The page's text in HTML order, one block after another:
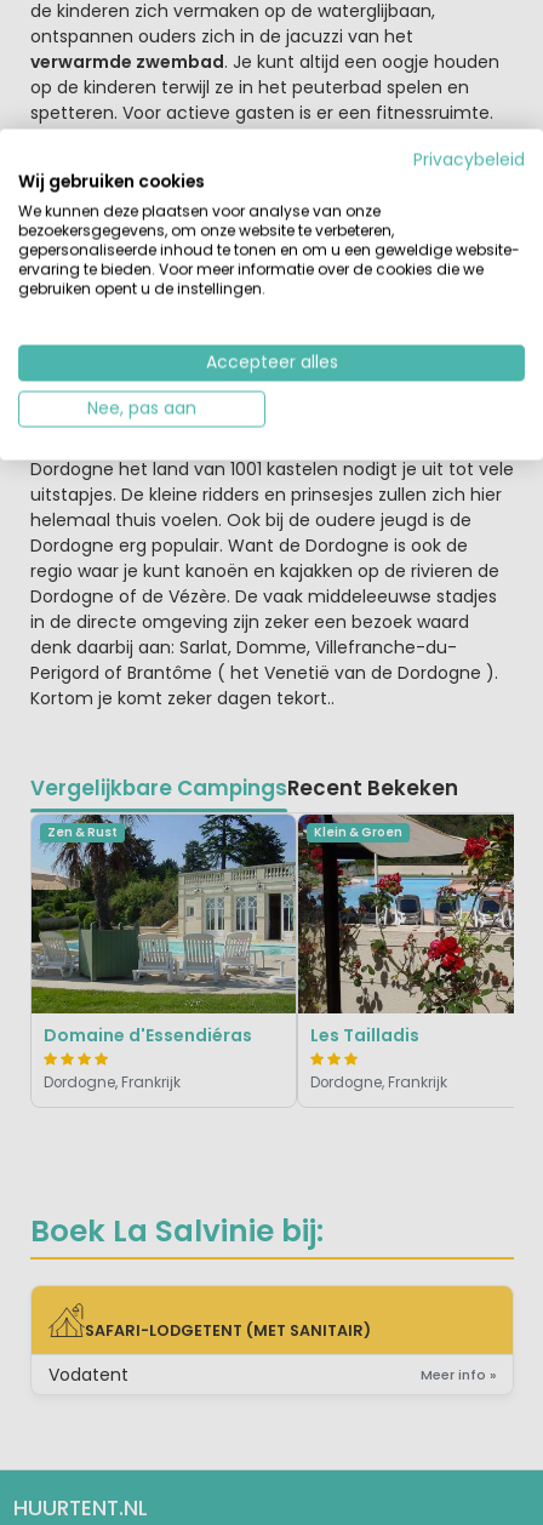
Boek La Salvinie bij:
SAFARI-LODGETENT (MET SANITAIR)
SAFARI-LODGETENT (MET SANITAIR)
Vodatent Meer info »
de kinderen zich vermaken op de waterglijbaan,
ontspannen ouders zich in de jacuzzi van het
verwarmde zwembad. Je kunt altijd een oogje houden
op de kinderen terwijl ze in het peuterbad spelen en
spetteren. Voor actieve gasten is er een fitnessruimte.
activiteitenprogramma aangeboden. Ga je graag uit
eten dan bezoek je gewoon het restaurant op de
camping. Natuurlijk kun je ook zelf een fijne maaltijd
bereiden met de streekproducten die in de supermarkt
worden aangeboden.
Ontdek de Dordogne
Vakantie in de Dordogne betekent genieten van de
authentieke dorpjes het prachtige heuvellandschap.
Verder heeft de Dordogne veel te bieden op het gebied
Dordogne het land van 1001 kastelen nodigt je uit tot vele
uitstapjes. De kleine ridders en prinsesjes zullen zich hier
helemaal thuis voelen. Ook bij de oudere jeugd is de
Dordogne erg populair. Want de Dordogne is ook de
regio waar je kunt kanoën en kajakken op de rivieren de
Dordogne of de Vézère. De vaak middeleeuwse stadjes
in de directe omgeving zijn zeker een bezoek waard
denk daarbij aan: Sarlat, Domme, Villefranche-du-
Perigord of Brantôme ( het Venetië van de Dordogne ).
Kortom je komt zeker dagen tekort..
Vergelijkbare CampingsRecent Bekeken
Zen & Rust
Domaine d'Essendiéras
Dordogne, Frankrijk
Klein & Groen
Les Tailladis
Dordogne, Frankrijk
HUURTENT.NL
Privacybeleid
Wij gebruiken cookies
We kunnen deze plaatsen voor analyse van onze
bezoekersgegevens, om onze website te verbeteren,
gepersonaliseerde inhoud te tonen en om u een geweldige website-
ervaring te bieden. Voor meer informatie over de cookies die we
gebruiken opent u de instellingen.
Accepteer alles
Nee, pas aan